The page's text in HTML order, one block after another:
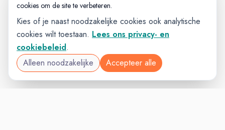
cookies om de site te verbeteren.
Kies of je naast noodzakelijke cookies ook analytische
cookies wilt toestaan. Lees ons privacy- en
cookiebeleid.
Alleen noodzakelijke
Accepteer alle